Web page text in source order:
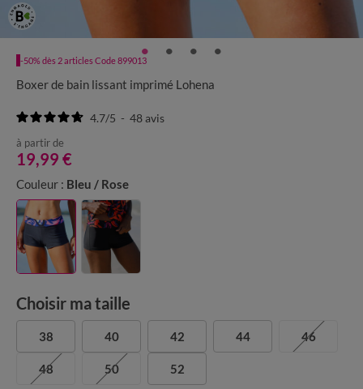
-50% dès 2 articles Code 899013
Boxer de bain lissant imprimé Lohena
4.7/5 - 48avis
à partir de
19,99 €
Couleur : Bleu / Rose
Choisir ma taille
38 40 42 44 46
48 50 52